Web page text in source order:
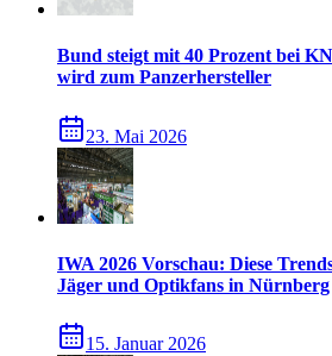
Bund steigt mit 40 Prozent bei
wird zum Panzerhersteller
23. Mai 2026
IWA 2026 Vorschau: Diese
Jäger und Optikfans in Nürnberg
15. Januar 2026